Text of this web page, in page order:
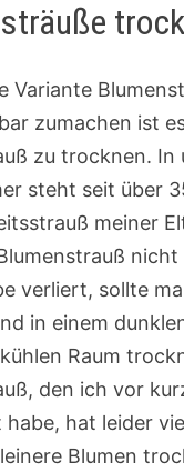
Variante
zumachen ist
zu trocknen. In
steht seit über
meiner
nicht
verliert, sollte
in einem
Raum
den ich vor
hat leider
Blumen